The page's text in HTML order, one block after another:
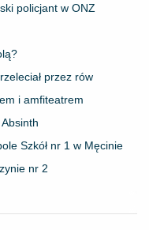
policjant w ONZ
przez rów
i amfiteatrem
Szkół nr 1 w Męcinie
nr 2